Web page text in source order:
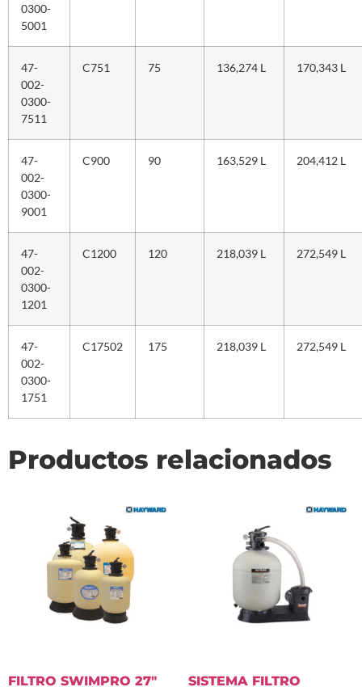
0300-
5001
47-
002-
0300-
7511
C751 75 136,274 L 170,343 L
47-
002-
0300-
9001
C900 90 163,529 L 204,412 L
47-
002-
0300-
1201
C1200 120 218,039 L 272,549 L
47-
002-
0300-
1751
C17502 175 218,039 L 272,549 L
Productos relacionados
FILTRO SWIMPRO 27″ SISTEMA FILTRO